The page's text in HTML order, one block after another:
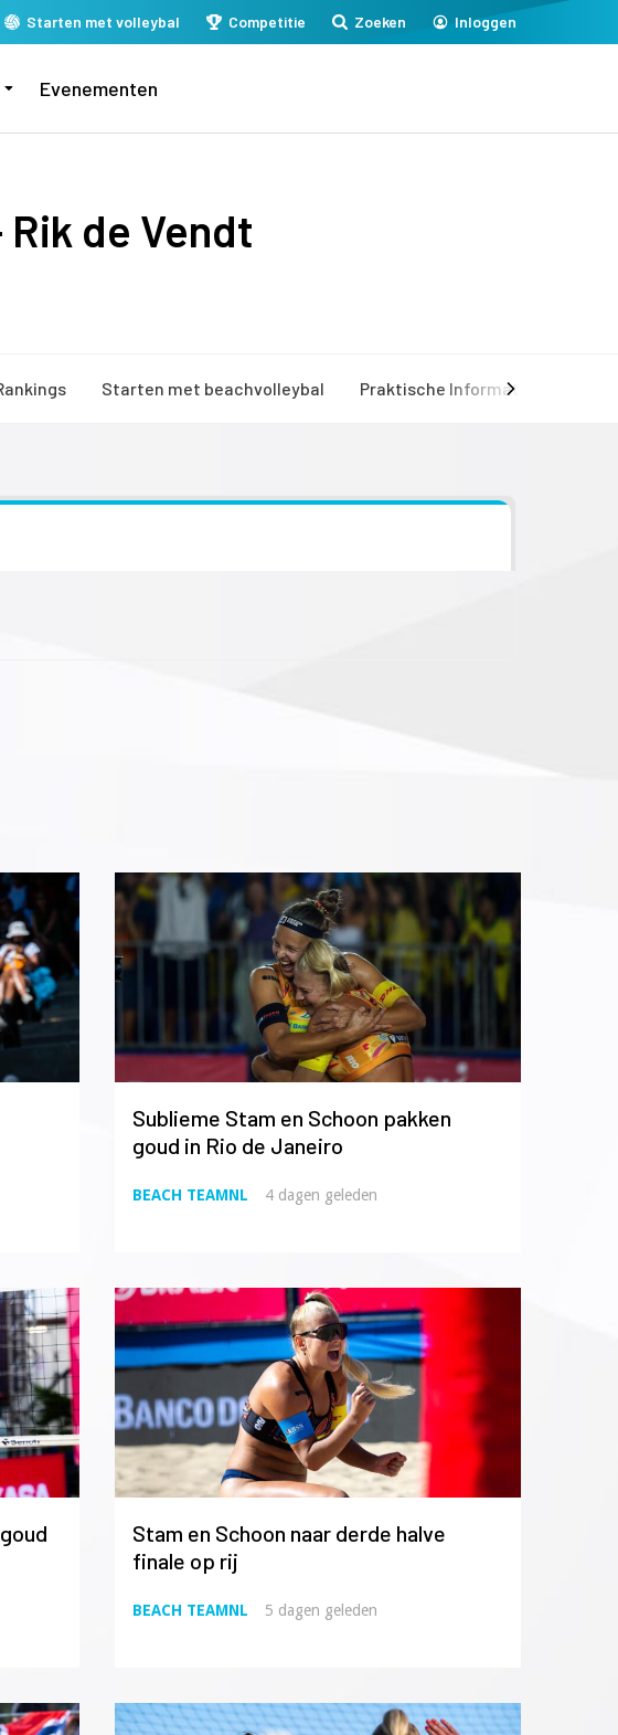
Starten met volleybal Competitie Zoeken Inloggen
Evenementen
de Vendt
Starten met beachvolleybal Praktische Informatie
Sublieme Stam en Schoon pakken
goud in Rio de Janeiro
BEACH TEAMNL 4 dagen geleden
Stam en Schoon naar derde halve
finale op rij
BEACH TEAMNL 5 dagen geleden